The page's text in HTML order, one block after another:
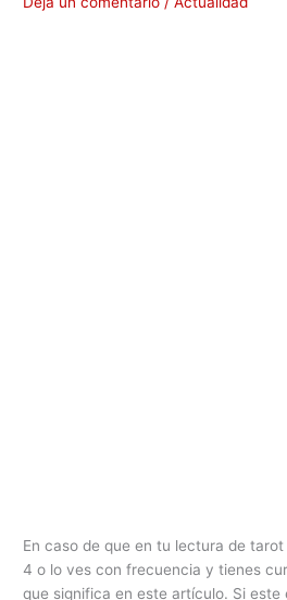
En caso de que en tu lectura de
4 o lo ves con frecuencia y tienes
que significa en este artículo. Si este